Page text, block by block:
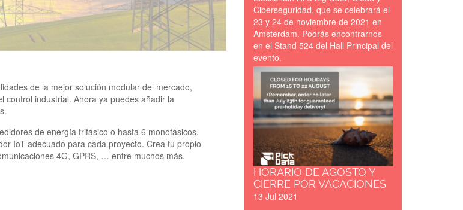
de la mejor solución modular del mercado,
control industrial. Ahora ya puedes añadir la
de energía trifásico o hasta 6 monofásicos,
IoT adecuado para cada proyecto. Crea tu propio
4G, GPRS, … entre muchos más.
Ciberseguridad, que se celebrará el
23 y 24 de noviembre de 2021 en
Amsterdam. Podrás encontrarnos
en el Stand 524 del Hall Principal del
evento.
HORARIO DE AGOSTO Y
CIERRE POR VACACIONES
13 Jul 2021